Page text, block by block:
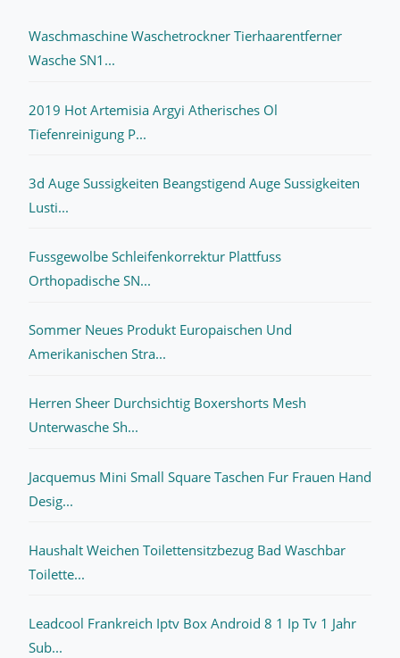
Waschmaschine Waschetrockner Tierhaarentferner
Wasche SN1...
2019 Hot Artemisia Argyi Atherisches Ol
Tiefenreinigung P...
3d Auge Sussigkeiten Beangstigend Auge Sussigkeiten
Lusti...
Fussgewolbe Schleifenkorrektur Plattfuss
Orthopadische SN...
Sommer Neues Produkt Europaischen Und
Amerikanischen Stra...
Herren Sheer Durchsichtig Boxershorts Mesh
Unterwasche Sh...
Jacquemus Mini Small Square Taschen Fur Frauen Hand
Desig...
Haushalt Weichen Toilettensitzbezug Bad Waschbar
Toilette...
Leadcool Frankreich Iptv Box Android 8 1 Ip Tv 1 Jahr
Sub...